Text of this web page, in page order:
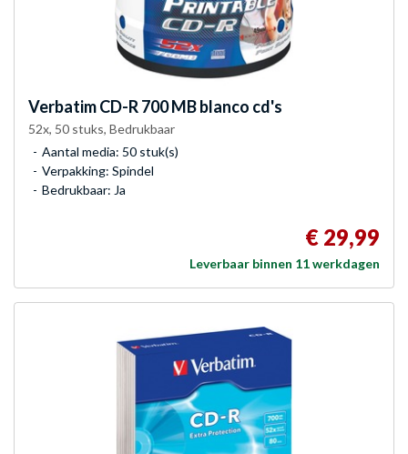
VerbatimCD-R 700 MB blanco cd's
52x, 50 stuks, Bedrukbaar
Aantal media: 50 stuk(s)
Verpakking: Spindel
Bedrukbaar: Ja
€ 29,99
Leverbaar binnen 11 werkdagen